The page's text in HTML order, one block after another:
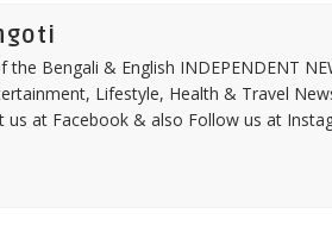
the Bengali & English INDEPENDENT
Lifestyle, Health & Travel
us at Facebook & also Follow us at